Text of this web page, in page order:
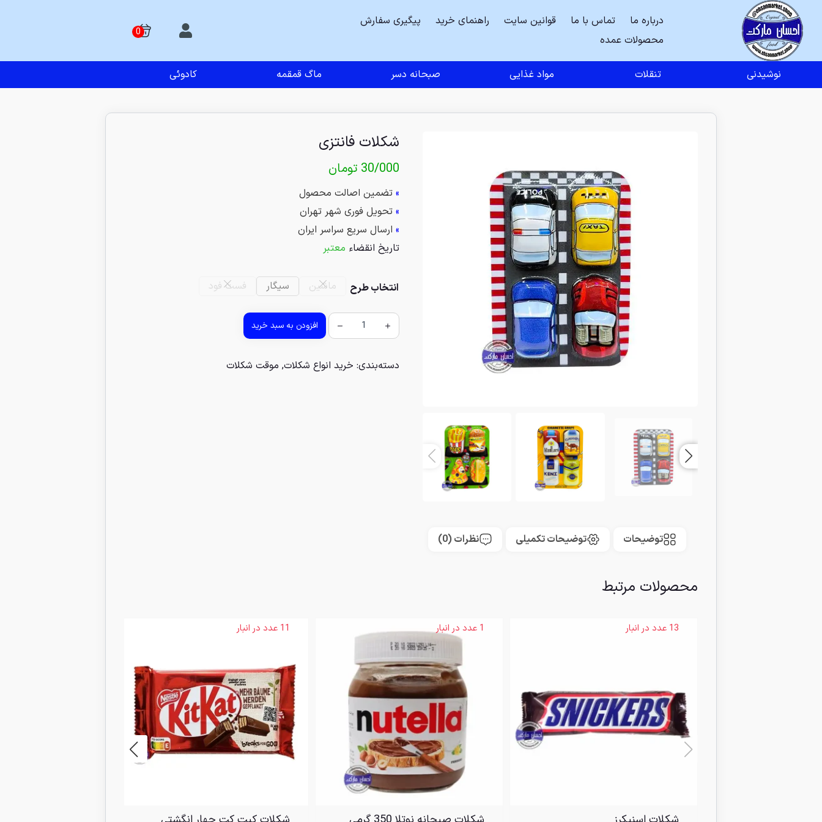
درباره ما تماس با ما قوانین سایت راهنمای خرید
پیگیری سفارش
محصولات عمده
نوشیدنی تنقلات مواد غذایی صبحانه دسر ماگ قمقمه کادوئی
شکلات فانتزی
30/000 تومان
» تضمین اصالت محصول
» تحویل فوری شهر تهران
» ارسال سریع سراسر ایران
تاریخ انقضاء معتبر
انتخاب طرح ماشین سیگار فست فود
افزودن به سبد خرید
دسته‌بندی: خرید انواع شکلات, موقت شکلات
توضیحات توضیحات تکمیلی نظرات (0)
محصولات مرتبط
13 عدد در انبار 1 عدد در انبار 11 عدد در انبار